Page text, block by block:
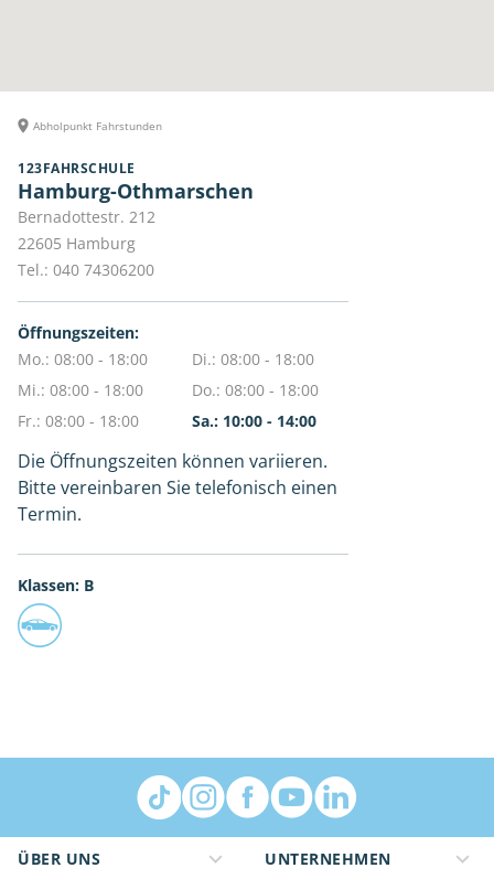
Abholpunkt Fahrstunden
123FAHRSCHULE
Hamburg-Othmarschen
Bernadottestr. 212
22605 Hamburg
Tel.: 040 74306200
Öffnungszeiten:
Mo.: 08:00 - 18:00
Di.: 08:00 - 18:00
Mi.: 08:00 - 18:00
Do.: 08:00 - 18:00
Fr.: 08:00 - 18:00
Sa.: 10:00 - 14:00
Die Öffnungszeiten können variieren.
Bitte vereinbaren Sie telefonisch einen
Termin.
Klassen: B
ÜBER UNS UNTERNEHMEN